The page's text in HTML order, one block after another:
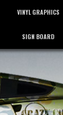
VINYL GRAPHICS
バイナルグラフィックス
SIGN BOARD